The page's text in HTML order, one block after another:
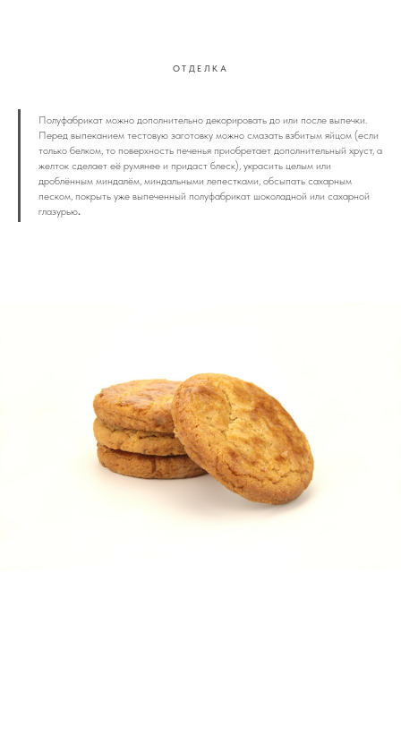
ОТДЕЛКА
Полуфабрикат можно дополнительно декорировать до или после выпечки.
Перед выпеканием тестовую заготовку можно смазать взбитым яйцом (если
только белком, то поверхность печенья приобретает дополнительный хруст, а
желток сделает её румянее и придаст блеск), украсить целым или
дроблённым миндалём, миндальными лепестками, обсыпать сахарным
песком, покрыть уже выпеченный полуфабрикат шоколадной или сахарной
глазурью.